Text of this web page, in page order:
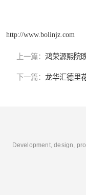
http://www.bolinjz.com
上一篇： 鸿荣源熙院
下一篇： 龙华汇德里
Development, design,